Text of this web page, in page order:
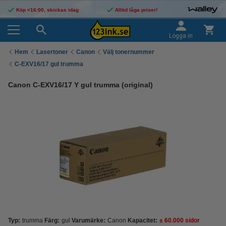
Köp <16:00, skickas idag Alltid låga priser!
Logga in
Hem Lasertoner Canon
Välj tonernummer
C-EXV16/17 gul trumma
Canon C-EXV16/17 Y gul trumma (original)
Typ: trumma Färg: gul Varumärke: Canon Kapacitet: ± 60.000 sidor